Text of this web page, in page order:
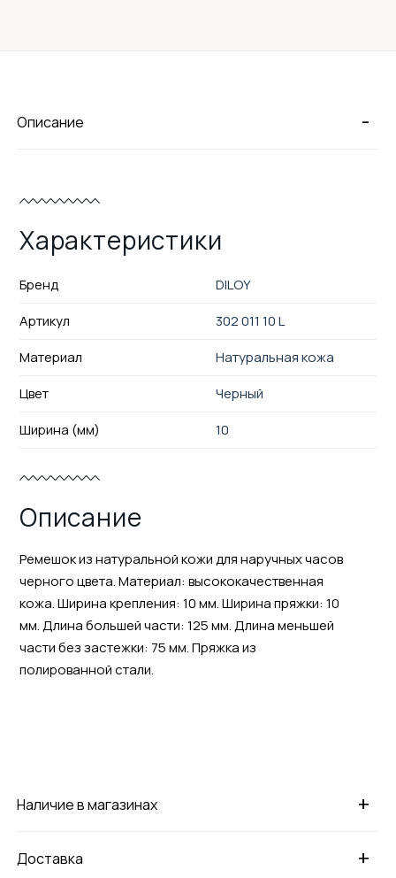
-
Описание
Характеристики
Бренд
DILOY
Артикул
302 011 10 L
Материал
Натуральная кожа
Цвет
Черный
Ширина (мм)
10
Описание
Ремешок из натуральной кожи для наручных часов
черного цвета. Материал: высококачественная
кожа. Ширина крепления: 10 мм. Ширина пряжки: 10
мм. Длина большей части: 125 мм. Длина меньшей
части без застежки: 75 мм. Пряжка из
полированной стали.
+
Наличие в магазинах
+
Доставка